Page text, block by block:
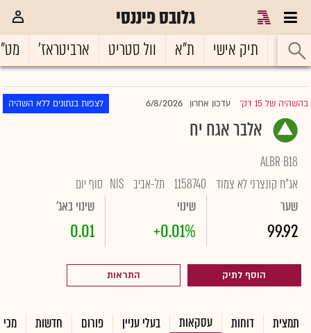
גלובס פיננסי
ראשי תיק אישי ת"א וול סטריט ארביטראז'
בהשהיה של 15 דק' |עדכון אחרון 6/8/2026 לצפות בנתונים ללא השהיה
אלבר אגח יח
ALBR B18
אג"ח קונצרני לא צמוד 1158740 תל-אביב NIS סוף יום
שער
99.92
שינוי
+0.01%
שינוי באג'
0.01
הוסף לתיק התראות
תמצית דוחות עסקאות בעלי עניין פורום חדשות